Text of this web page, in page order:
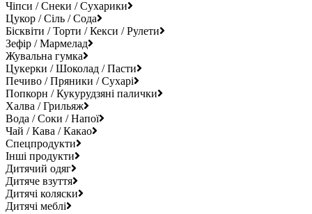
Чіпси / Снеки / Сухарики
Цукор / Сіль / Сода
Бісквіти / Торти / Кекси / Рулети
Зефір / Мармелад
Жувальна гумка
Цукерки / Шоколад / Пасти
Печиво / Пряники / Сухарі
Попкорн / Кукурудзяні палички
Халва / Грильяж
Вода / Соки / Напої
Чай / Кава / Какао
Спецпродукти
Інші продукти
Дитячий одяг
Дитяче взуття
Дитячі коляски
Дитячі меблі